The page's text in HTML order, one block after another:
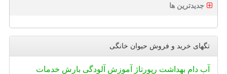
جدیدترین ها
تگهای خرید و فروش حیوان خانگی
آب دام بهداشت رپورتاژ آموزش آلودگی بارش خدمات